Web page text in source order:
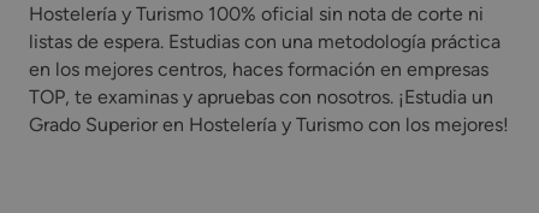
Hostelería y Turismo 100% oficial sin nota de corte ni
listas de espera. Estudias con una metodología práctica
en los mejores centros, haces formación en empresas
TOP, te examinas y apruebas con nosotros. ¡Estudia un
Grado Superior en Hostelería y Turismo con los mejores!